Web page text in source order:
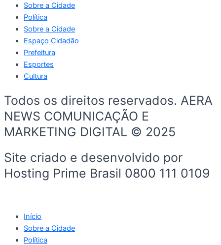
Sobre a Cidade
Política
Sobre a Cidade
Espaço Cidadão
Prefeitura
Esportes
Cultura
Todos os direitos reservados. AERA
NEWS COMUNICAÇÃO E
MARKETING DIGITAL © 2025
Site criado e desenvolvido por
Hosting Prime Brasil 0800 111 0109
Início
Sobre a Cidade
Política